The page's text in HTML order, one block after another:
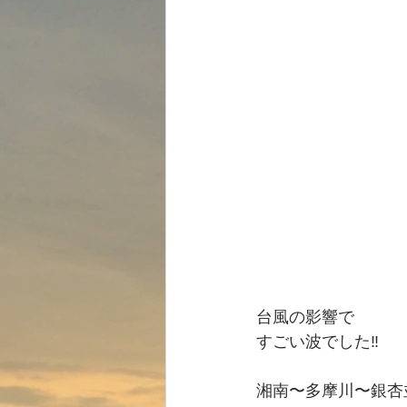
台風の影響で
すごい波でした‼️
湘南〜多摩川〜銀